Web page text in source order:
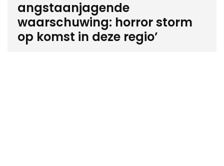
angstaanjagende
waarschuwing: horror storm
op komst in deze regio’